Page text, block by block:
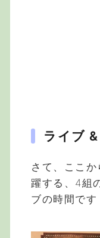
ライブ
さて、ここ
躍する、4組
ブの時間です